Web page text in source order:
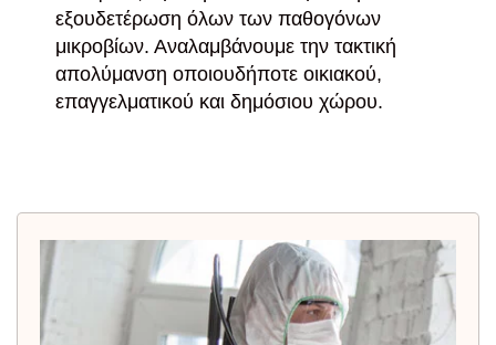
εξουδετέρωση όλων των παθογόνων
μικροβίων. Αναλαμβάνουμε την τακτική
απολύμανση οποιουδήποτε οικιακού,
επαγγελματικού και δημόσιου χώρου.